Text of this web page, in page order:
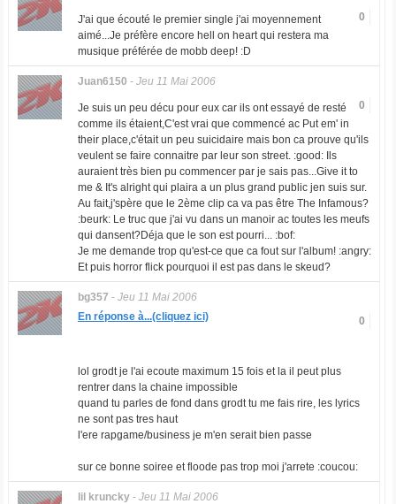
0
J'ai que écouté le premier single j'ai moyennement
aimé...Je préfère encore hell on heart qui restera ma
musique préférée de mobb deep! :D
Juan6150 - Jeu 11 Mai 2006
0
Je suis un peu décu pour eux car ils ont essayé de resté
comme ils étaient,C'est vrai que commencé ac Put em' in
their place,c'était un peu suicidaire mais bon ca prouve qu'ils
veulent se faire connaitre par leur son street. :good: Ils
auraient très bien pu commencer par je sais pas...Give it to
me & It's alright qui plaira a un plus grand public jen suis sur.
Au fait,j'spère que le 2ème clip ca va pas être The Infamous?
:beurk: Le truc que j'ai vu dans un manoir ac toutes les meufs
qui dansent?Déja que le son est pourri... :bof:
Je me demande trop qu'est-ce que ca fout sur l'album! :angry:
Et puis horror flick pourquoi il est pas dans le skeud?
bg357 - Jeu 11 Mai 2006
0
En réponse à...(cliquez ici)
lol grodt je l'ai ecoute maximum 15 fois et la il peut plus
rentrer dans la chaine impossible
quand tu parles de fond dans grodt tu me fais rire, les lyrics
ne sont pas tres haut
l'ere rapgame/business je m'en serait bien passe
sur ce bonne soiree et floode pas trop moi j'arrete :coucou:
lil kruncky- Jeu 11 Mai 2006